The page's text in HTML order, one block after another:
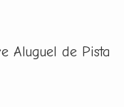
Aluguel de Pista